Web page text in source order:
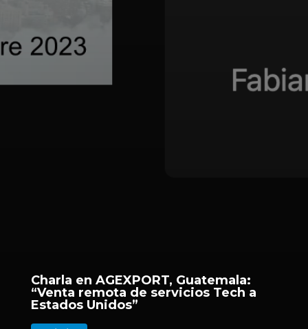
Charla en AGEXPORT, Guatemala:
“Venta remota de servicios Tech a
Estados Unidos”